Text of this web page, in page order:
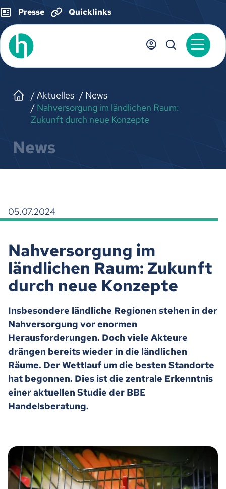
Presse Quicklinks
Aktuelles
News
Nahversorgung im ländlichen Raum:
Zukunft durch neue Konzepte
News
05.07.2024
Nahversorgung im
ländlichen Raum: Zukunft
durch neue Konzepte
Insbesondere ländliche Regionen stehen in der
Nahversorgung vor enormen
Herausforderungen. Doch viele Akteure
drängen bereits wieder in die ländlichen
Räume. Der Wettlauf um die besten Standorte
hat begonnen. Dies ist die zentrale Erkenntnis
einer aktuellen Studie der BBE
Handelsberatung.